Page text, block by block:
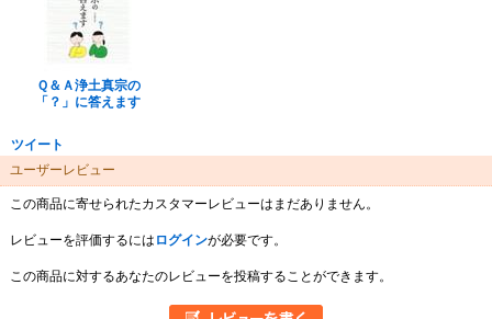
Ｑ＆Ａ浄土真宗の
「？」に答えます
ツイート
ユーザーレビュー
この商品に寄せられたカスタマーレビューはまだありません。
レビューを評価するには ログインが必要です。
この商品に対するあなたのレビューを投稿することができます。